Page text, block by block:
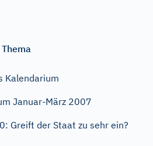
Kalendarium
Januar-März 2007
Greift der Staat zu sehr ein?